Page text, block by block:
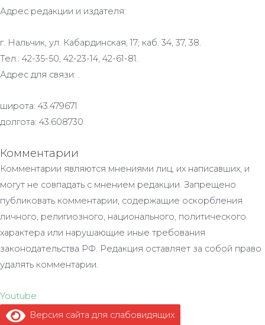
Адрес редакции и издателя:
г. Нальчик, ул. Кабардинская, 17; каб. 34, 37, 38.
Тел.: 42-35-50, 42-23-14, 42-61-81.
Адрес для связи: .
широта: 43.479671
долгота: 43.608730
Комментарии
Комментарии являются мнениями лиц, их написавших, и
могут не совпадать с мнением редакции. Запрещено
публиковать комментарии, содержащие оскорбления
личного, религиозного, национального, политического
характера или нарушающие иные требования
законодательства РФ. Редакция оставляет за собой право
удалять комментарии.
Youtube
Версия сайта для слабовидящих
.